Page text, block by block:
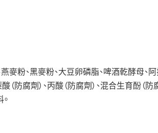
麥粉、黑麥粉、大豆卵磷脂、啤酒乾酵母、
（防腐劑）、丙酸（防腐劑）、混合生育酚（